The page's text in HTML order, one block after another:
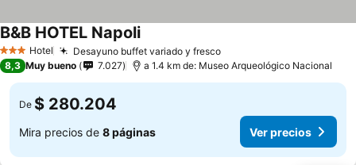
3 Estrellas
Hotel Desayuno buffet variado y frescoVer precios
B&B HOTEL NapoliVer precios
8,3 Muy bueno 7.027 a 1.4 km de: Museo Arqueológico Nacional
De $ 280.204
Mira precios de 8 páginas Ver precios